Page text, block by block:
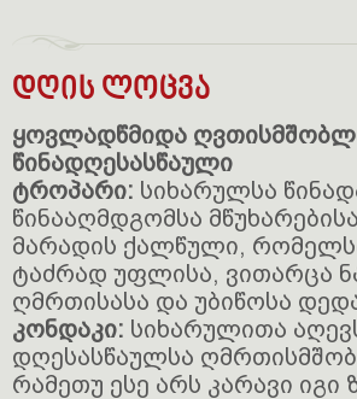
დღის ლოცვა
ყოვლადწმიდა
წინადღესასწაული
ტროპარი: სიხარულსა
წინააღმდგომსა
მარადის ქალწული,
ტაძრად უფლისა, ვითარცა
ღმრთისასა და უბიწოსა
კონდაკი: სიხარულითა
დღესასწაულსა
რამეთუ ესე არს კარავი იგი